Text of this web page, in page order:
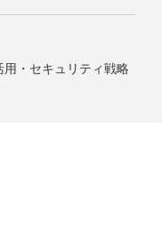
・セキュリティ戦略